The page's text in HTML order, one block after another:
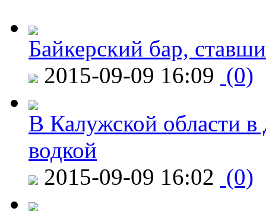
Байкерский бар,
2015-09-09 16:09 (0)
В Калужской области в
водкой
2015-09-09 16:02 (0)